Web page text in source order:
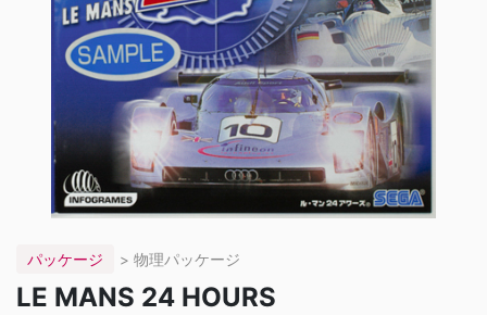
パッケージ > 物理パッケージ
LE MANS 24 HOURS